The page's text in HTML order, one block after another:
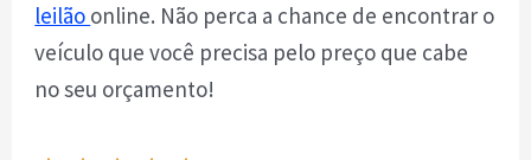
leilão online. Não perca a chance de encontrar o
veículo que você precisa pelo preço que cabe
no seu orçamento!